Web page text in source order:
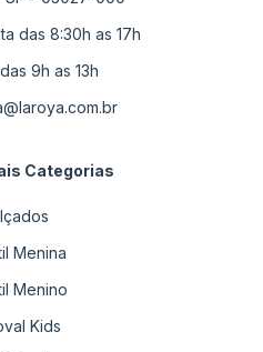
das 8:30h as 17h
9h as 13h
Categorias
Menina
Menino
Kids